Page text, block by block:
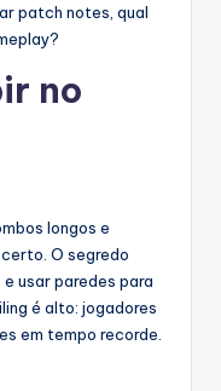
patch notes, qual
no
longos e
O segredo
usar paredes para
é alto: jogadores
em tempo recorde.